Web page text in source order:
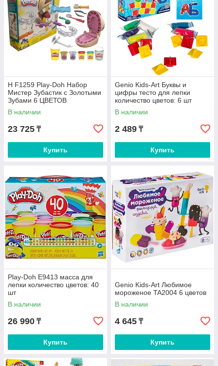
H F1259 Play-Doh Набор
Мистер Зубастик с Золотыми
Зубами 6 ЦВЕТОВ
В наличии
23 725 ₸
Купить
Genio Kids-Art Буквы и
цифры тесто для лепки
количество цветов: 6 шт
В наличии
2 489 ₸
Купить
Play-Doh E9413 масса для
лепки количество цветов: 40
шт
В наличии
26 990 ₸
Купить
Genio Kids-Art Любимое
мороженое TA2004 6 цветов
В наличии
4 645 ₸
Купить